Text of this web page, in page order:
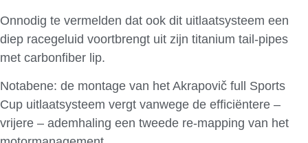
Onnodig te vermelden dat ook dit uitlaatsysteem een
diep racegeluid voortbrengt uit zijn titanium tail-pipes
met carbonfiber lip.
Notabene: de montage van het Akrapovič full Sports
Cup uitlaatsysteem vergt vanwege de efficiëntere –
vrijere – ademhaling een tweede re-mapping van het